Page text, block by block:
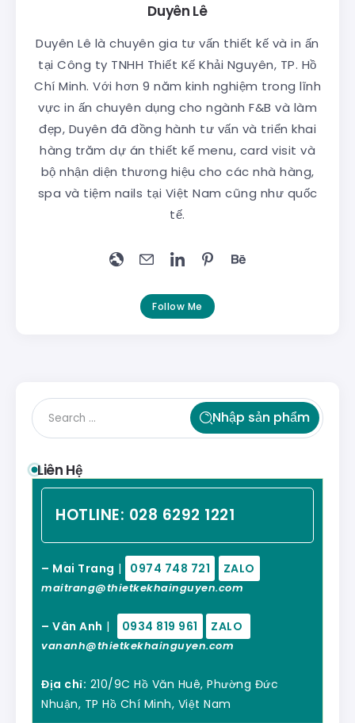
Duyên Lê
Duyên Lê là chuyên gia tư vấn thiết kế và in ấn
tại Công ty TNHH Thiết Kế Khải Nguyên, TP. Hồ
Chí Minh. Với hơn 9 năm kinh nghiệm trong lĩnh
vực in ấn chuyên dụng cho ngành F&B và làm
đẹp, Duyên đã đồng hành tư vấn và triển khai
hàng trăm dự án thiết kế menu, card visit và
bộ nhận diện thương hiệu cho các nhà hàng,
spa và tiệm nails tại Việt Nam cũng như quốc
tế.
Follow Me
Nhập sản phẩm
Liên Hệ
HOTLINE: 028 6292 1221
– Mai Trang | 0974 748 721 ZALO
maitrang@thietkekhainguyen.com
– Vân Anh | 0934 819 961 ZALO
vananh@thietkekhainguyen.com
Địa chỉ: 210/9C Hồ Văn Huê, Phường Đức
Nhuận, TP Hồ Chí Minh, Việt Nam